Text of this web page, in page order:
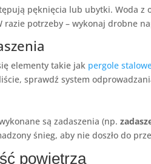
pęknięcia lub ubytki. Woda
potrzeby – wykonaj drobne
elementy takie jak pergole
sprawdź system
są zadaszenia (np.
śnieg, aby nie doszło do
powietrza